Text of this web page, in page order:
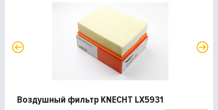
Воздушный фильтр KNECHT LX5931